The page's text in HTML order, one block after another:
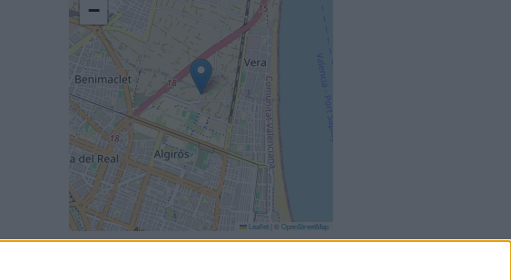
−
Leaflet © OpenStreetMap